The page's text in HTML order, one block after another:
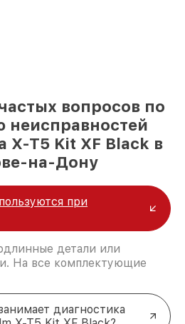
вопросов по
неисправностей
X-T5 Kit XF Black в
на-Дону
при
детали или
На все комплектующие
диагностика